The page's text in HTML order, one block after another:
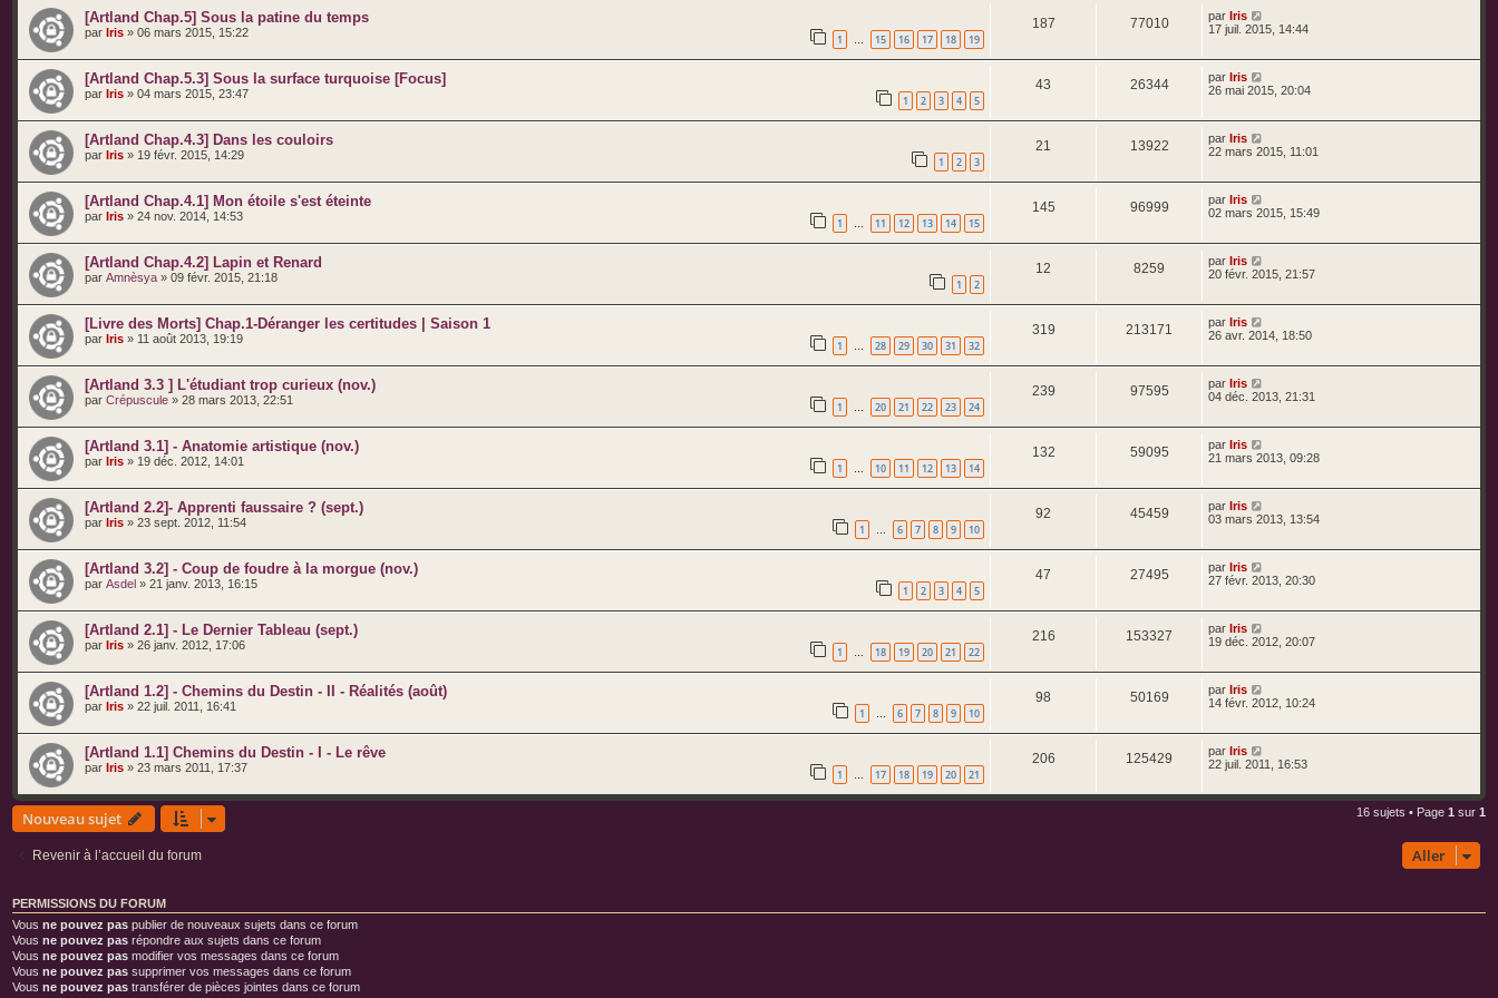
[Artland Chap.5] Sous la patine du temps
par Iris » 06 mars 2015, 15:22 1 … 15 16 17 18 19
187 77010 par Iris
17 juil. 2015, 14:44
[Artland Chap.5.3] Sous la surface turquoise [Focus]
par Iris » 04 mars 2015, 23:47 1 2 3 4 5
43 26344 par Iris
26 mai 2015, 20:04
[Artland Chap.4.3] Dans les couloirs
par Iris » 19 févr. 2015, 14:29 1 2 3
21 13922 par Iris
22 mars 2015, 11:01
[Artland Chap.4.1] Mon étoile s'est éteinte
par Iris » 24 nov. 2014, 14:53 1 … 11 12 13 14 15
145 96999 par Iris
02 mars 2015, 15:49
[Artland Chap.4.2] Lapin et Renard
par Amnèsya » 09 févr. 2015, 21:18 1 2
12 8259 par Iris
20 févr. 2015, 21:57
[Livre des Morts] Chap.1-Déranger les certitudes | Saison 1
par Iris » 11 août 2013, 19:19 1 … 28 29 30 31 32
319 213171 par Iris
26 avr. 2014, 18:50
[Artland 3.3 ] L'étudiant trop curieux (nov.)
par Crépuscule » 28 mars 2013, 22:51 1 … 20 21 22 23 24
239 97595 par Iris
04 déc. 2013, 21:31
[Artland 3.1] - Anatomie artistique (nov.)
par Iris » 19 déc. 2012, 14:01 1 … 10 11 12 13 14
132 59095 par Iris
21 mars 2013, 09:28
[Artland 2.2]- Apprenti faussaire ? (sept.)
par Iris » 23 sept. 2012, 11:54 1 … 6 7 8 9 10
92 45459 par Iris
03 mars 2013, 13:54
[Artland 3.2] - Coup de foudre à la morgue (nov.)
par Asdel » 21 janv. 2013, 16:15 1 2 3 4 5
47 27495 par Iris
27 févr. 2013, 20:30
[Artland 2.1] - Le Dernier Tableau (sept.)
par Iris » 26 janv. 2012, 17:06 1 … 18 19 20 21 22
216 153327 par Iris
19 déc. 2012, 20:07
[Artland 1.2] - Chemins du Destin - II - Réalités (août)
par Iris » 22 juil. 2011, 16:41 1 … 6 7 8 9 10
98 50169 par Iris
14 févr. 2012, 10:24
[Artland 1.1] Chemins du Destin - I - Le rêve
par Iris » 23 mars 2011, 17:37 1 … 17 18 19 20 21
206 125429 par Iris
22 juil. 2011, 16:53
Nouveau sujet 16 sujets • Page 1 sur 1
Revenir à l’accueil du forum Aller
PERMISSIONS DU FORUM
Vous ne pouvez pas publier de nouveaux sujets dans ce forum
Vous ne pouvez pas répondre aux sujets dans ce forum
Vous ne pouvez pas modifier vos messages dans ce forum
Vous ne pouvez pas supprimer vos messages dans ce forum
Vous ne pouvez pas transférer de pièces jointes dans ce forum